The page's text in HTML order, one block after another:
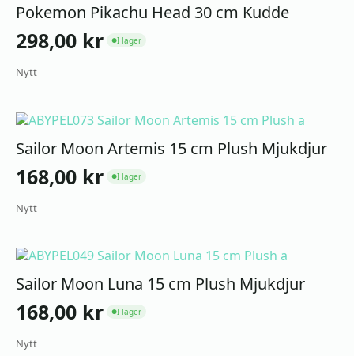
Pokemon Pikachu Head 30 cm Kudde
298,00 kr ●I lager
Nytt
Sailor Moon Artemis 15 cm Plush Mjukdjur
168,00 kr ●I lager
Nytt
Sailor Moon Luna 15 cm Plush Mjukdjur
168,00 kr ●I lager
Nytt